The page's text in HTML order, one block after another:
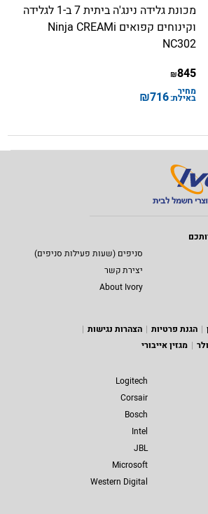
מכונת גלידה נינג'ה ביתית 7 ב-1 לגלידה
וקינוחים קפואים Ninja CREAMi
NC302
845
₪
מחיר
באילת:716
₪
סניפים (שעות פעילות סניפים)
יצירת קשר
About Ivory
הגנת פרטיות
הצהרות נגישות
מגזין אייבורי
Logitech
Corsair
Bosch
Intel
JBL
Microsoft
Western Digital